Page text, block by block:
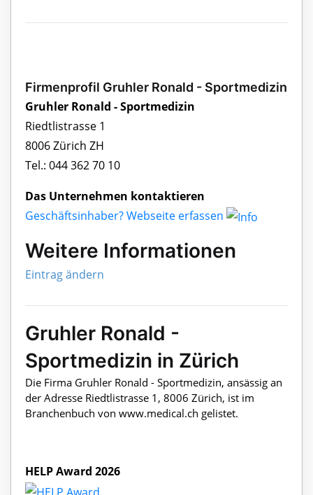
Firmenprofil Gruhler Ronald - Sportmedizin
Gruhler Ronald - Sportmedizin
Riedtlistrasse 1
8006 Zürich ZH
Tel.: 044 362 70 10
Das Unternehmen kontaktieren
Geschäftsinhaber? Webseite erfassen
Weitere Informationen
Eintrag ändern
Gruhler Ronald -
Sportmedizin in Zürich
Die Firma Gruhler Ronald - Sportmedizin, ansässig an
der Adresse Riedtlistrasse 1, 8006 Zürich, ist im
Branchenbuch von www.medical.ch gelistet.
HELP Award 2026